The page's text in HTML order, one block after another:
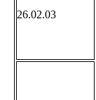
26.02.03